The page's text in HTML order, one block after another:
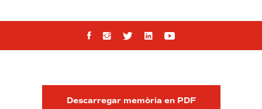
Síguenos en Facebook
Síguenos en Instagram
Síguenos en Twitter
Síguenos en
Síguenos en
Descarregar memòria en PDF